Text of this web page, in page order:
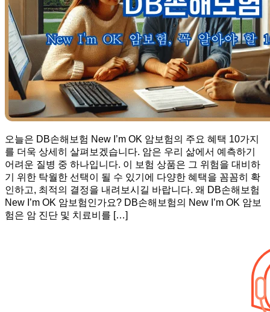
오늘은 DB손해보험 New I’m OK 암보험의 주요 혜택 10가지
를 더욱 상세히 살펴보겠습니다. 암은 우리 삶에서 예측하기
어려운 질병 중 하나입니다. 이 보험 상품은 그 위험을 대비하
기 위한 탁월한 선택이 될 수 있기에 다양한 혜택을 꼼꼼히 확
인하고, 최적의 결정을 내려보시길 바랍니다. 왜 DB손해보험
New I’m OK 암보험인가요? DB손해보험의 New I’m OK 암보
험은 암 진단 및 치료비를 […]